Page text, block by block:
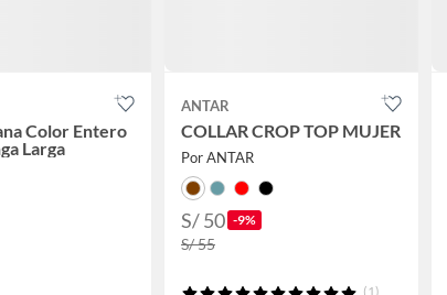
Color Entero
Larga
ANTAR
COLLAR CROP TOP MUJER
Por ANTAR
S/ 50 -9%
S/ 55
(1)